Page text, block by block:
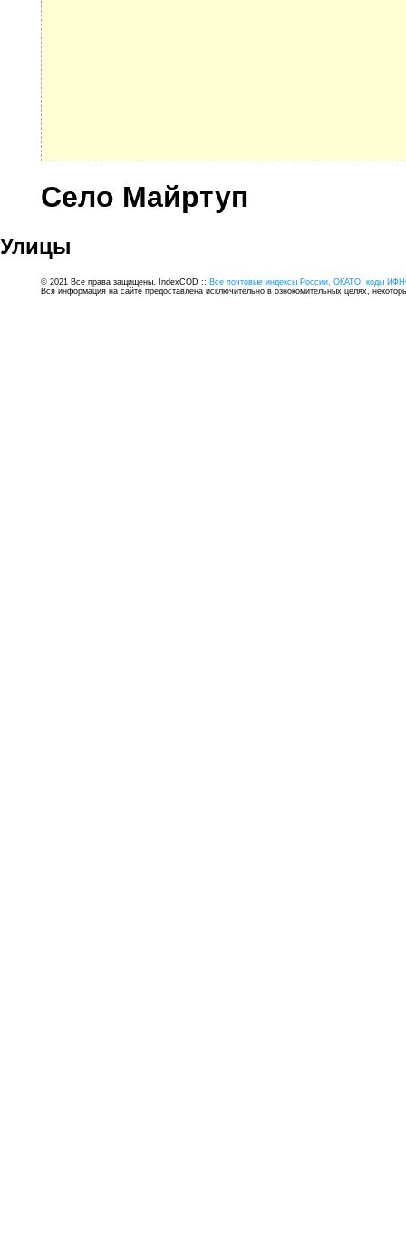
Село Майртуп
Улицы
© 2021 Все права защищены. IndexCOD :: Все почтовые индексы России, ОКАТО, коды
Вся информация на сайте предоставлена исключительно в ознокомительных целях,